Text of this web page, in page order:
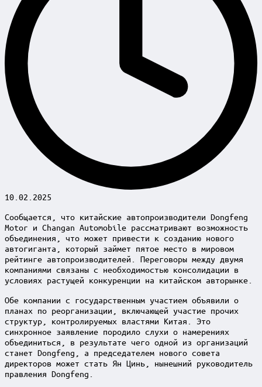
10.02.2025
Сообщается, что китайские автопроизводители Dongfeng
Motor и Changan Automobile рассматривают возможность
объединения, что может привести к созданию нового
автогиганта, который займет пятое место в мировом
рейтинге автопроизводителей. Переговоры между двумя
компаниями связаны с необходимостью консолидации в
условиях растущей конкуренции на китайском авторынке.
Обе компании с государственным участием объявили о
планах по реорганизации, включающей участие прочих
структур, контролируемых властями Китая. Это
синхронное заявление породило слухи о намерениях
объединиться, в результате чего одной из организаций
станет Dongfeng, а председателем нового совета
директоров может стать Ян Цинь, нынешний руководитель
правления Dongfeng.